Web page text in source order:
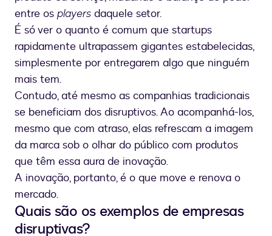
entre os players daquele setor.
É só ver o quanto é comum que startups
rapidamente ultrapassem gigantes estabelecidas,
simplesmente por entregarem algo que ninguém
mais tem.
Contudo, até mesmo as companhias tradicionais
se beneficiam dos disruptivos. Ao acompanhá-los,
mesmo que com atraso, elas refrescam a imagem
da marca sob o olhar do público com produtos
que têm essa aura de inovação.
A inovação, portanto, é o que move e renova o
mercado.
Quais são os exemplos de empresas
disruptivas?